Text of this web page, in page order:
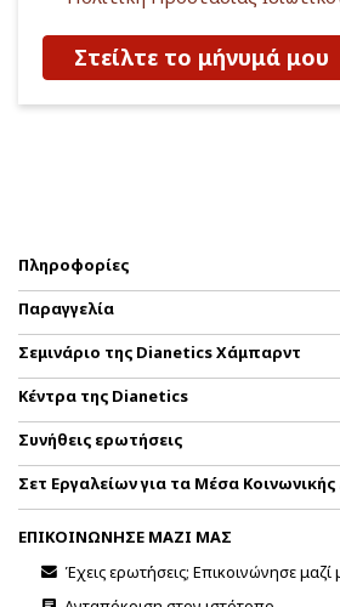
Στείλτε το μήνυμά μου
Πληροφορίες
Παραγγελία
Σεμινάριο της Dianetics Χάμπαρντ
Κέντρα της Dianetics
Συνήθεις ερωτήσεις
Σετ Εργαλείων για τα Μέσα
ΕΠΙΚΟΙΝΩΝΗΣΕ ΜΑΖΙ ΜΑΣ
Έχεις ερωτήσεις; Επικοινώνησε μαζί